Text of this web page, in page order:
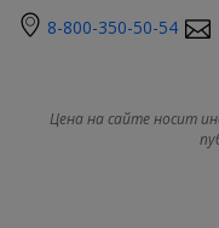
8-800-350-50-54
Цена на сайте носит